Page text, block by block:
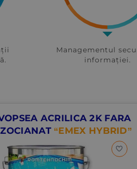
Managementul
informației.
ACRILICA 2K FARA
“EMEX HYBRID”